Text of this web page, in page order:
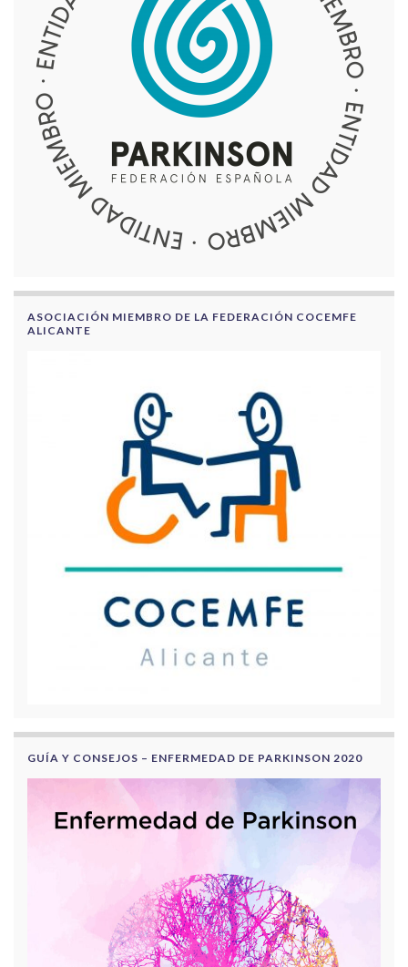
ASOCIACIÓN MIEMBRO DE LA FEDERACIÓN COCEMFE
ALICANTE
GUÍA Y CONSEJOS – ENFERMEDAD DE PARKINSON 2020